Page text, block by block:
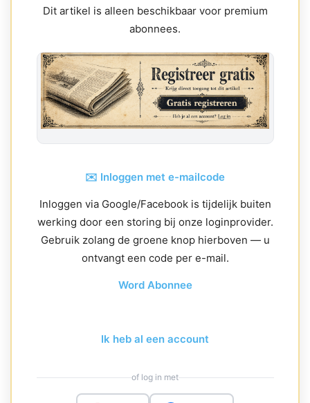
Dit artikel is alleen beschikbaar voor premium
abonnees.
✉️ Inloggen met e-mailcode
Inloggen via Google/Facebook is tijdelijk buiten
werking door een storing bij onze loginprovider.
Gebruik zolang de groene knop hierboven — u
ontvangt een code per e-mail.
Word Abonnee
Ik heb al een account
of log in met